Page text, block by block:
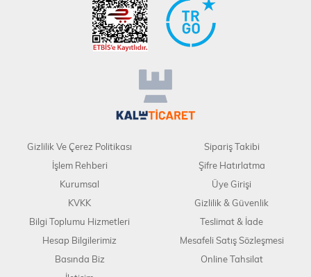
Gizlilik Ve Çerez Politikası
İşlem Rehberi
Kurumsal
KVKK
Bilgi Toplumu Hizmetleri
Hesap Bilgilerimiz
Basında Biz
Sipariş Takibi
Şifre Hatırlatma
Üye Girişi
Gizlilik & Güvenlik
Teslimat & İade
Mesafeli Satış Sözleşmesi
Online Tahsilat